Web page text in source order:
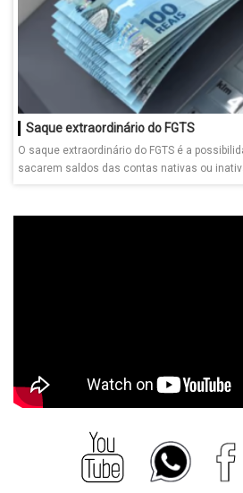
Saque extraordinário do FGTS
O saque extraordinário do FGTS é a
sacarem saldos das contas nativas ou